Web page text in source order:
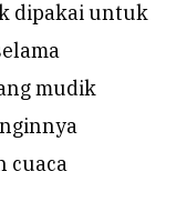
dipakai untuk
mudik
cuaca